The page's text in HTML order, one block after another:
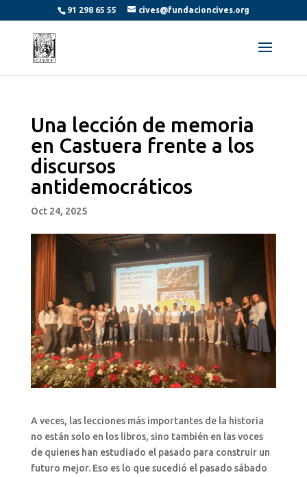
91 298 65 55 cives@fundacioncives.org
Una lección de memoria
en Castuera frente a los
discursos
antidemocráticos
Oct 24, 2025
A veces, las lecciones más importantes de la historia
no están solo en los libros, sino también en las voces
de quienes han estudiado el pasado para construir un
futuro mejor. Eso es lo que sucedió el pasado sábado